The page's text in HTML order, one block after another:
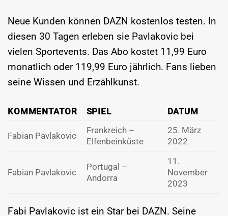
Neue Kunden können DAZN kostenlos testen. In
diesen 30 Tagen erleben sie Pavlakovic bei
vielen Sportevents. Das Abo kostet 11,99 Euro
monatlich oder 119,99 Euro jährlich. Fans lieben
seine Wissen und Erzählkunst.
KOMMENTATOR SPIEL DATUM
Fabian Pavlakovic
Frankreich –
Elfenbeinküste
25. März
2022
Fabian Pavlakovic
Portugal –
Andorra
11.
November
2023
Fabi Pavlakovic ist ein Star bei DAZN. Seine